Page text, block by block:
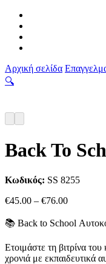
Αρχική σελίδα
🔍
Back To
Κωδικός: SS 8255
€45.00 – €76.00Price
€45.00
€76.00
📚 Back to School
Ετοιμάστε τη βιτρίνα
χρονιά με εκπαιδευτικά